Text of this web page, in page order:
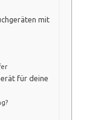
mit
für deine